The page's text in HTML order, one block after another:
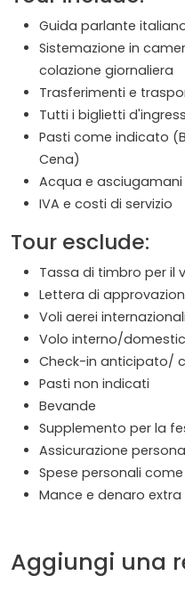
Guida parlante
Sistemazione in
colazione giornaliera
Trasferimenti e
Tutti i biglietti
Pasti come indicato (B
Cena)
Acqua e asciugamani
IVA e costi di servizio
Tour esclude:
Tassa di timbro per il
Lettera di
Voli aerei
Volo interno/
Check-in anticipato/
Pasti non indicati
Bevande
Supplemento per la
Assicurazione
Spese personali
Mance e denaro extra
Aggiungi una